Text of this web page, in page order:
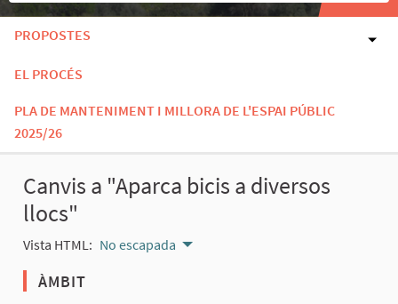
PROPOSTES
EL PROCÉS
PLA DE MANTENIMENT I MILLORA DE L'ESPAI PÚBLIC
2025/26
Canvis a "Aparca bicis a diversos
llocs"
Vista HTML: No escapada
ÀMBIT